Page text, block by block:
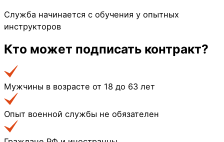
Служба начинается с обучения у опытных
инструкторов
Кто может подписать контракт?
Мужчины в возрасте от 18 до 63 лет
Опыт военной службы не обязателен